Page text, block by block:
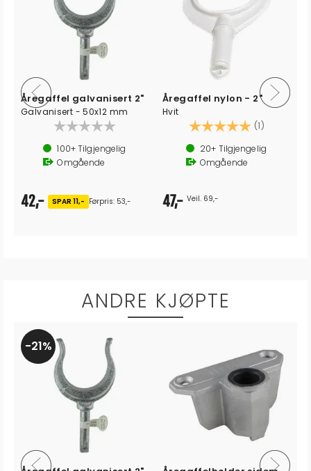
Åregaffel alum. 2"
20+Tilgjengelig
Omgående
67,- SPAR 11,- Førpris: 78,-
Åregaffel alum. 2-1/4"
4Tilgjengelig
Omgående
86,- Veil. 169,-
av 5 mulige
ANDRE KJØPTE
21%